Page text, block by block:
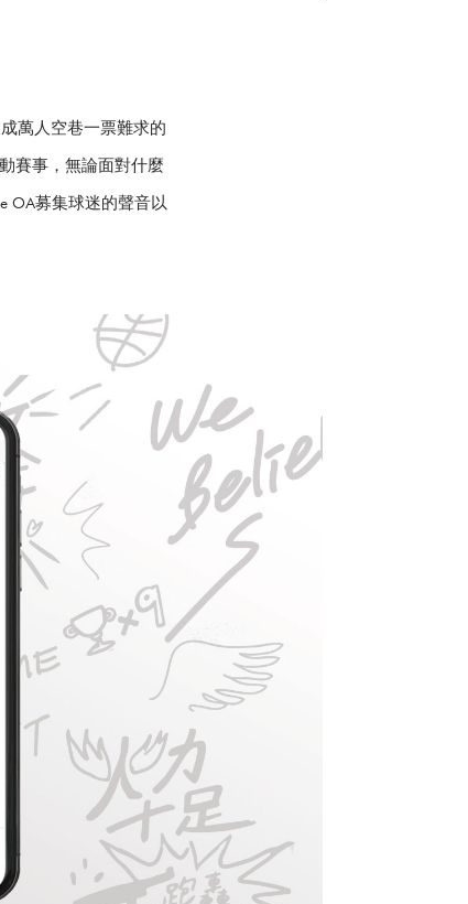
萬人空巷一票難求的
賽事，無論面對什麼
OA募集球迷的聲音以